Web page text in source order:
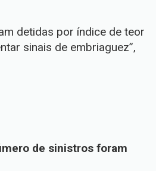
detidas por índice de teor
sinais de embriaguez”,
de sinistros foram